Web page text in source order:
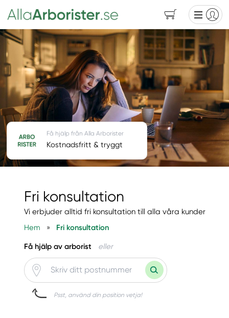
Fri konsultation
Vi erbjuder alltid fri konsultation till alla våra kunder
Hem
» Fri konsultation
Få hjälp av arborist eller
Psst, använd din position vetja!
Få hjälp från Alla Arborister
Kostnadsfritt & tryggt